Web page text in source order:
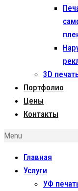
3D
Портфолио
Цены
Контакты
Menu
Главная
Услуги
УФ